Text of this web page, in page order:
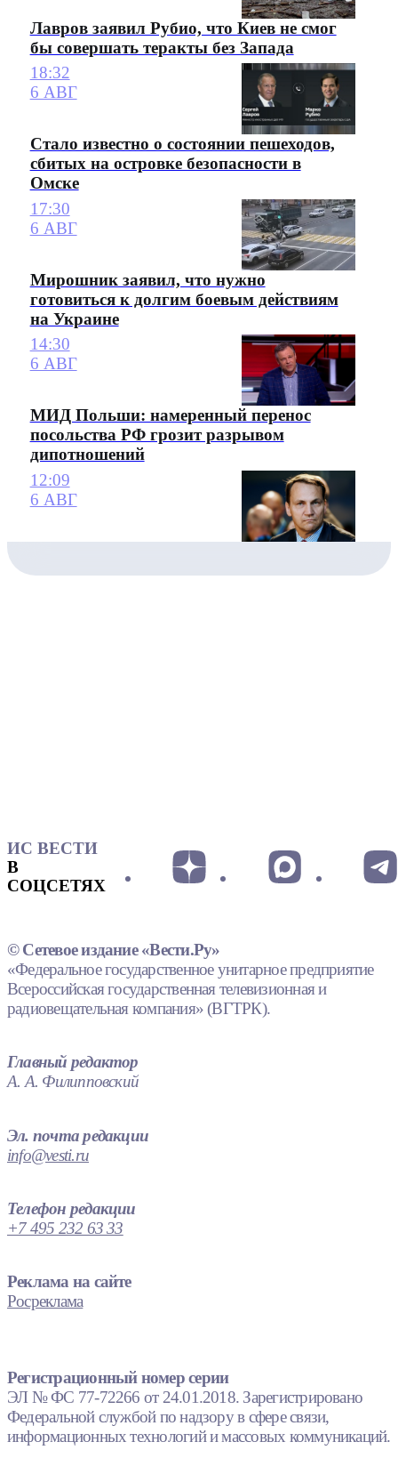
Лавров заявил Рубио, что Киев не смог
бы совершать теракты без Запада
18:32
6 АВГ
Стало известно о состоянии пешеходов,
сбитых на островке безопасности в
Омске
17:30
6 АВГ
Мирошник заявил, что нужно
готовиться к долгим боевым действиям
на Украине
14:30
6 АВГ
МИД Польши: намеренный перенос
посольства РФ грозит разрывом
дипотношений
12:09
6 АВГ
ИС ВЕСТИ
В
СОЦСЕТЯХ
© Сетевое издание «Вести.Ру»
«Федеральное государственное унитарное предприятие
Всероссийская государственная телевизионная и
радиовещательная компания» (ВГТРК).
Главный редактор
А. А. Филипповский
Эл. почта редакции
info@vesti.ru
Телефон редакции
+7 495 232 63 33
Реклама на сайте
Росреклама
Регистрационный номер серии
ЭЛ № ФС 77-72266 от 24.01.2018. Зарегистрировано
Федеральной службой по надзору в сфере связи,
информационных технологий и массовых коммуникаций.